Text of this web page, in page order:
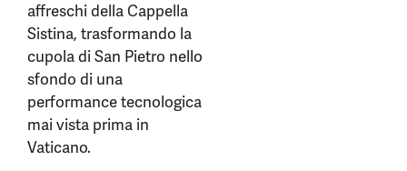
affreschi della Cappella
Sistina, trasformando la
cupola di San Pietro nello
sfondo di una
performance tecnologica
mai vista prima in
Vaticano.